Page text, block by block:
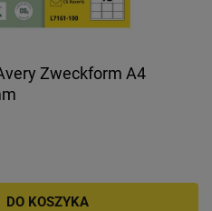
Zweckform A4
DO KOSZYKA